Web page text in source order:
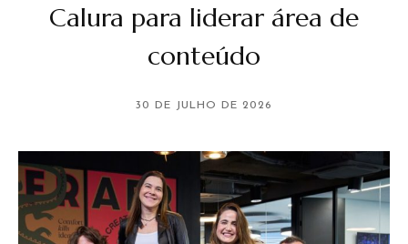
Calura para liderar área de
conteúdo
30 DE JULHO DE 2026